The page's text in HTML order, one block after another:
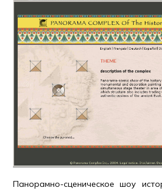
Панорамно-сценическое шоу